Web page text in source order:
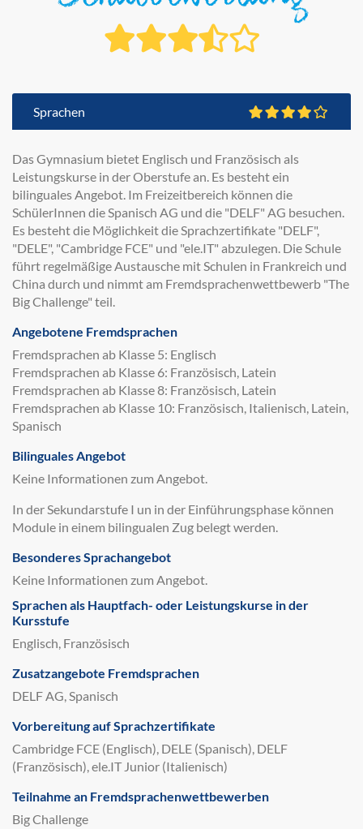
Sprachen
Das Gymnasium bietet Englisch und Französisch als
Leistungskurse in der Oberstufe an. Es besteht ein
bilinguales Angebot. Im Freizeitbereich können die
SchülerInnen die Spanisch AG und die "DELF" AG besuchen.
Es besteht die Möglichkeit die Sprachzertifikate "DELF",
"DELE", "Cambridge FCE" und "ele.IT" abzulegen. Die Schule
führt regelmäßige Austausche mit Schulen in Frankreich und
China durch und nimmt am Fremdsprachenwettbewerb "The
Big Challenge" teil.
Angebotene Fremdsprachen
Fremdsprachen ab Klasse 5: Englisch
Fremdsprachen ab Klasse 6: Französisch, Latein
Fremdsprachen ab Klasse 8: Französisch, Latein
Fremdsprachen ab Klasse 10: Französisch, Italienisch, Latein,
Spanisch
Bilinguales Angebot
Keine Informationen zum Angebot.
In der Sekundarstufe I un in der Einführungsphase können
Module in einem bilingualen Zug belegt werden.
Besonderes Sprachangebot
Keine Informationen zum Angebot.
Sprachen als Hauptfach- oder Leistungskurse in der
Kursstufe
Englisch, Französisch
Zusatzangebote Fremdsprachen
DELF AG, Spanisch
Vorbereitung auf Sprachzertifikate
Cambridge FCE (Englisch), DELE (Spanisch), DELF
(Französisch), ele.IT Junior (Italienisch)
Teilnahme an Fremdsprachenwettbewerben
Big Challenge